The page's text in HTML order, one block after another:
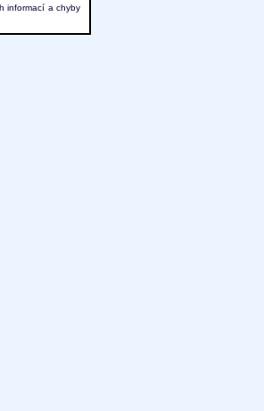
informací a chyby